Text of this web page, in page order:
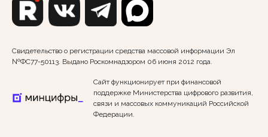
Свидетельство о регистрации средства массовой информации Эл
№ФС77-50113. Выдано Роскомнадзором 06 июня 2012 года.
Сайт функционирует при финансовой
поддержке Министерства цифрового развития,
связи и массовых коммуникаций Российской
Федерации.